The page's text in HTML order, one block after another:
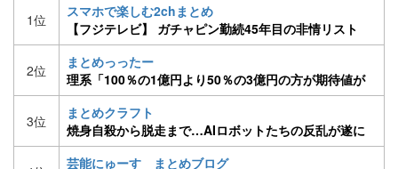
1位
スマホで楽しむ2chまとめ
【フジテレビ】 ガチャピン勤続45年目の非情リスト
ラ ポンキッキーズ3月終了 ［H30/2/13］
2位
まとめっったー
理系「100％の1億円より50％の3億円の方が期待値が
高い。1億を選ぶやつは馬鹿」文系ワイ「はえー」
3位
まとめクラフト
焼身自殺から脱走まで…AIロボットたちの反乱が遂に
始まる
芸能にゅーす まとめブログ